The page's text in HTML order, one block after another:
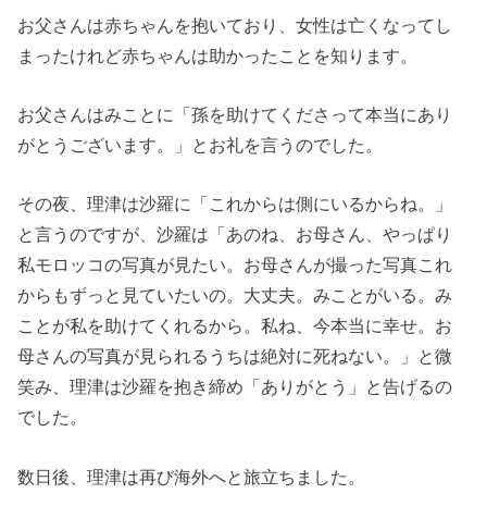
お父さんは赤ちゃんを抱いており、女性は亡くなってし
まったけれど赤ちゃんは助かったことを知ります。
お父さんはみことに「孫を助けてくださって本当にあり
がとうございます。」とお礼を言うのでした。
その夜、理津は沙羅に「これからは側にいるからね。」
と言うのですが、沙羅は「あのね、お母さん、やっぱり
私モロッコの写真が見たい。お母さんが撮った写真これ
からもずっと見ていたいの。大丈夫。みことがいる。み
ことが私を助けてくれるから。私ね、今本当に幸せ。お
母さんの写真が見られるうちは絶対に死ねない。」と微
笑み、理津は沙羅を抱き締め「ありがとう」と告げるの
でした。
数日後、理津は再び海外へと旅立ちました。